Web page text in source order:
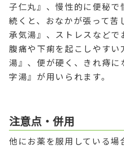
子仁丸』、慢性的に便秘で
続くと、おなかが張って苦
承気湯』、ストレスなどで
腹痛や下痢を起こしやすい
湯』、便が硬く、きれ痔
字湯』が用いられます。
注意点・併用
他にお薬を服用している場